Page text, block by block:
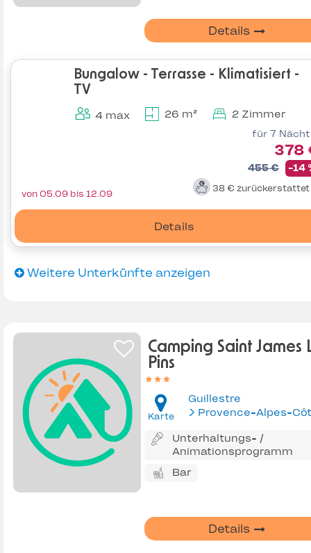
Details
Bungalow - Terrasse - Klimatisiert -
TV
4 max 26 m² 2 Zimmer
für 7
378
455 € -14
38 € zurückerstattet
Details
von 05.09 bis 12.09
Weitere Unterkünfte anzeigen
Camping Saint James
Pins
Karte
Guillestre
Unterhaltungs- /
Animationsprogramm
Bar
Details